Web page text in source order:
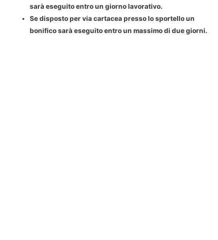
sarà eseguitoentro un giorno lavorativo.
Se disposto per via cartacea presso lo sportello un
bonifico sarà eseguitoentro un massimo di due giorni.